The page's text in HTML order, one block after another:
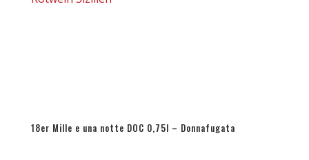
18er Mille e una notte DOC 0,75l – Donnafugata